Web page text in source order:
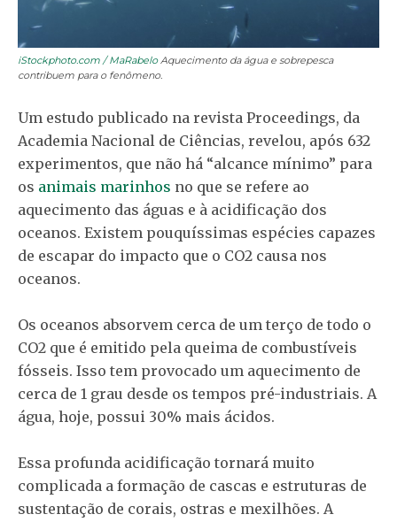
iStockphoto.com / MaRabeloAquecimento da água e sobrepesca
contribuem para o fenômeno.
Um estudo publicado na revista Proceedings, da
Academia Nacional de Ciências, revelou, após 632
experimentos, que não há “alcance mínimo” para
os animais marinhos no que se refere ao
aquecimento das águas e à acidificação dos
oceanos. Existem pouquíssimas espécies capazes
de escapar do impacto que o CO2 causa nos
oceanos.
Os oceanos absorvem cerca de um terço de todo o
CO2 que é emitido pela queima de combustíveis
fósseis. Isso tem provocado um aquecimento de
cerca de 1 grau desde os tempos pré-industriais. A
água, hoje, possui 30% mais ácidos.
Essa profunda acidificação tornará muito
complicada a formação de cascas e estruturas de
sustentação de corais, ostras e mexilhões. A